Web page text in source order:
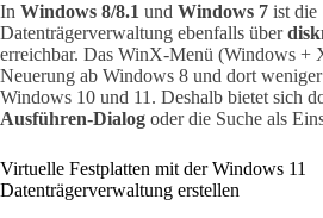
In Windows 8/8.1 und Windows 7 ist die
Datenträgerverwaltung ebenfalls über
erreichbar. Das WinX-Menü (Windows +
Neuerung ab Windows 8 und dort
Windows 10 und 11. Deshalb bietet sich
Ausführen-Dialog oder die Suche als
Virtuelle Festplatten mit der Windows 11
Datenträgerverwaltung erstellen